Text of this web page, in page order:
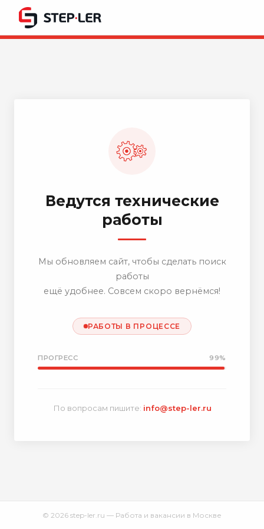
Ведутся технические
работы
Мы обновляем сайт, чтобы сделать поиск
работы
ещё удобнее. Совсем скоро вернёмся!
РАБОТЫ В ПРОЦЕССЕ
ПРОГРЕСС 99%
По вопросам пишите: info@step-ler.ru
© 2026 step-ler.ru — Работа и вакансии в Москве